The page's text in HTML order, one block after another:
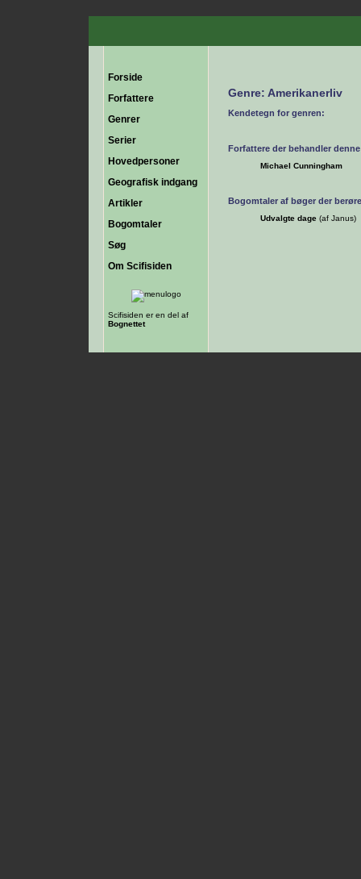
Forside
Forfattere
Genrer
Serier
Hovedpersoner
Geografisk indgang
Artikler
Bogomtaler
Søg
Om Scifisiden
Scifisiden er en del af
Bognettet
Genre: Amerikanerliv
Kendetegn for genren:
Forfattere der behandler
Michael Cunningham
Bogomtaler af bøger der
Udvalgte dage (af Janus)